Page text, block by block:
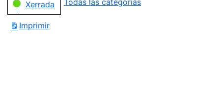
Xerrada Todas las categorías
Imprimir